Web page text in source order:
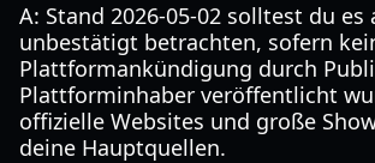
A: Stand 2026-05-02 solltest du es
unbestätigt betrachten, sofern
Plattformankündigung durch
Plattforminhaber veröffentlicht
offizielle Websites und große
deine Hauptquellen.